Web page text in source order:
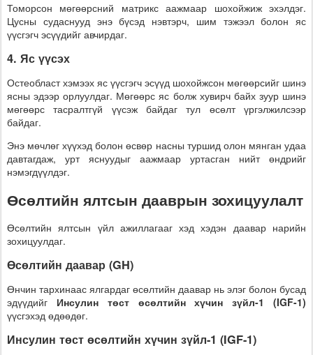
Томорсон мөгөөрсний матрикс аажмаар шохойжиж эхэлдэг.
Цусны судаснууд энэ бүсэд нэвтэрч, шим тэжээл болон яс
үүсгэгч эсүүдийг авчирдаг.
4. Яс үүсэх
Остеобласт хэмээх яс үүсгэгч эсүүд шохойжсон мөгөөрсийг шинэ
ясны эдээр орлуулдаг. Мөгөөрс яс болж хувирч байх зуур шинэ
мөгөөрс тасралтгүй үүсэж байдаг тул өсөлт үргэлжилсээр
байдаг.
Энэ мөчлөг хүүхэд болон өсвөр насны туршид олон мянган удаа
давтагдаж, урт яснуудыг аажмаар уртасган нийт өндрийг
нэмэгдүүлдэг.
Өсөлтийн ялтсын дааврын зохицуулалт
Өсөлтийн ялтсын үйл ажиллагааг хэд хэдэн даавар нарийн
зохицуулдаг.
Өсөлтийн даавар (GH)
Өнчин тархинаас ялгардаг өсөлтийн даавар нь элэг болон бусад
эдүүдийг Инсулин төст өсөлтийн хүчин зүйл-1 (IGF-1)
үүсгэхэд өдөөдөг.
Инсулин төст өсөлтийн хүчин зүйл-1 (IGF-1)